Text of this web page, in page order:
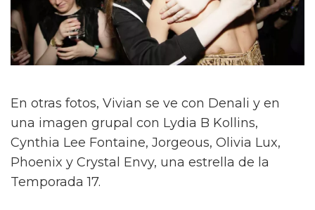
En otras fotos, Vivian se ve con Denali y en
una imagen grupal con Lydia B Kollins,
Cynthia Lee Fontaine, Jorgeous, Olivia Lux,
Phoenix y Crystal Envy, una estrella de la
Temporada 17.